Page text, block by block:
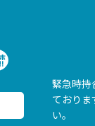
緊急時持
ておりま
い。